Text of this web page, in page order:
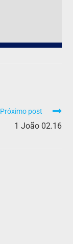
Próximo post
1 João 02.16